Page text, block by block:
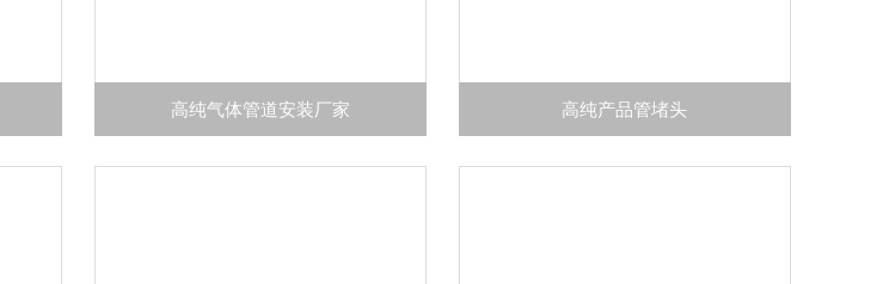
高纯气体管道安装厂家 高纯产品管堵头